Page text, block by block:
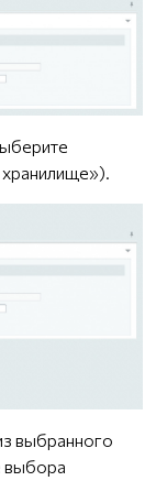
выбранного
выбора